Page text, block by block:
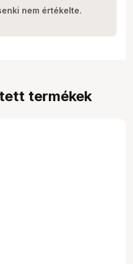
nem értékelte.
termékek